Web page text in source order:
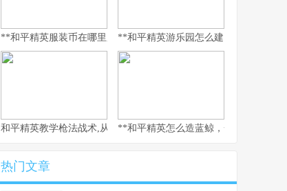
**和平精英服装币在哪里用，老兵的时尚购物指南，副标题，揭秘
**和平精英游乐园怎么建：从虚拟战场
和平精英教学枪法战术,从新手到战神的心路历程
**和平精英怎么造蓝鲸，一场虚拟海洋
热门文章